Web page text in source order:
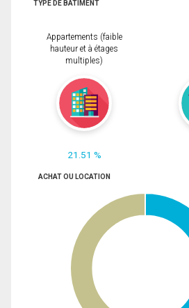
TYPE DE BÂTIMENT
Appartements (faible
hauteur et à étages
multiples)
21.51 %
ACHAT OU LOCATION